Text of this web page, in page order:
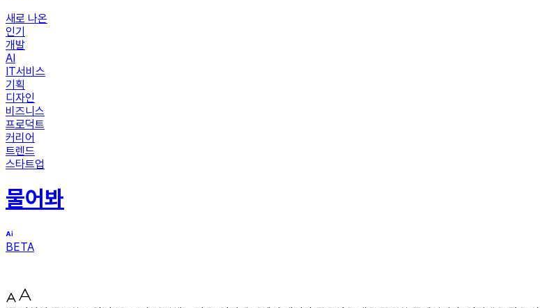
새로 나온
인기
개발
AI
IT서비스
기획
디자인
비즈니스
프로덕트
커리어
트렌드
스타트업
물어봐
BETA